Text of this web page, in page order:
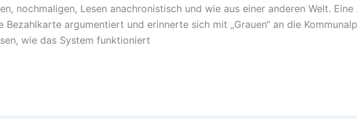
nochmaligen, Lesen anachronistisch und wie aus einer anderen Welt.
Bezahlkarte argumentiert und erinnerte sich mit „Grauen“ an die
wie das System funktioniert